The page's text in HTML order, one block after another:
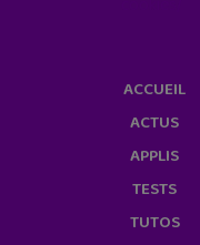
ACCUEIL
ACTUS
APPLIS
TESTS
TUTOS